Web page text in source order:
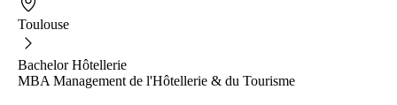
Toulouse
Bachelor Hôtellerie
MBA Management de l'Hôtellerie & du Tourisme